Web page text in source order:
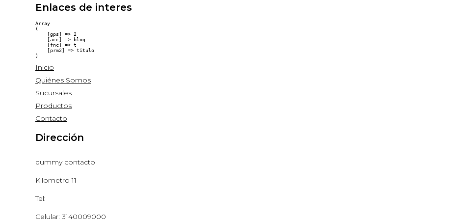
Enlaces de interes
Array
(
    [gps] => 2
    [acc] => blog
    [fnc] => t
    [prm2] => titulo
Inicio
Quiénes Somos
Sucursales
Productos
Contacto
Dirección
dummy contacto
Kilometro 11
Tel:
Celular: 3140009000